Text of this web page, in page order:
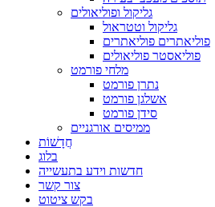
גליקול ופוליאולים
גליקול וטטראול
פוליאתרים פוליאתרים
פוליאסטר פוליאולים
מלחי פורמט
נתרן פורמט
אשלגן פורמט
סידן פורמט
ממיסים אורגניים
חֲדָשׁוֹת
בלוג
חדשות וידע בתעשייה
צור קשר
בקש ציטוט